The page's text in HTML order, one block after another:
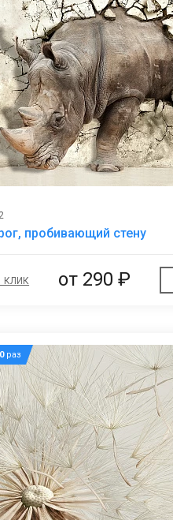
пробивающий стену
КЛИК от 290 ₽
раз